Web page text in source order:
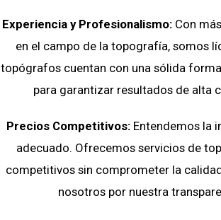
Experiencia y Profesionalismo: Con
en el campo de la topografía, somos
topógrafos cuentan con una sólida
para garantizar resultados de alta
Precios Competitivos:Entendemos la
adecuado. Ofrecemos servicios de
competitivos sin comprometer la
nosotros por nuestra